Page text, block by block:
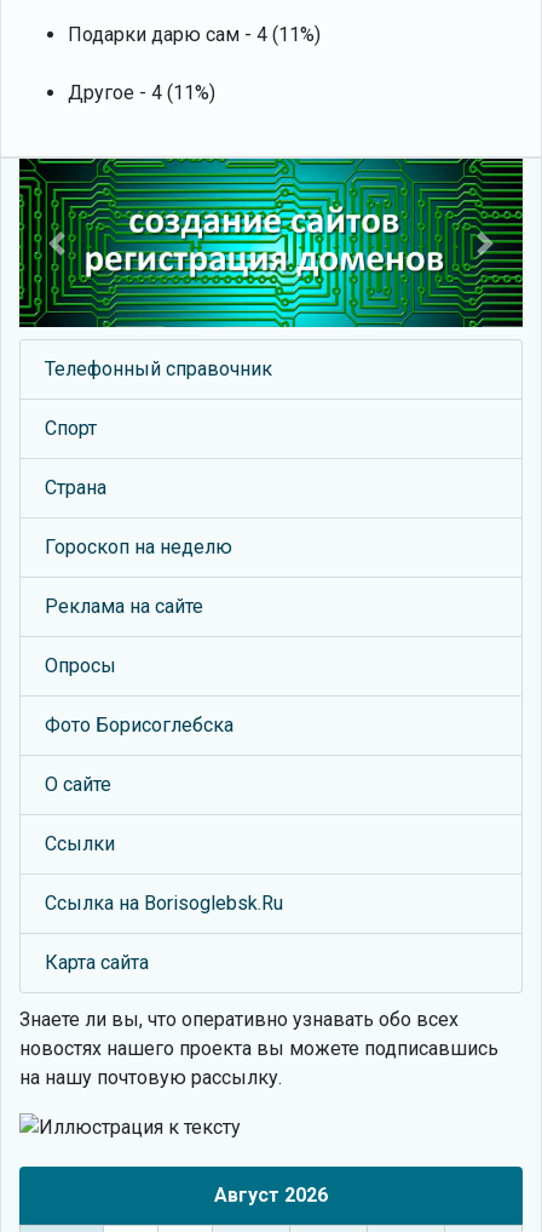
Подарки дарю сам - 4 (11%)
Другое - 4 (11%)
Previous Next
Телефонный справочник
Спорт
Страна
Гороскоп на неделю
Реклама на сайте
Опросы
Фото Борисоглебска
О сайте
Ссылки
Ссылка на Borisoglebsk.Ru
Карта сайта
Знаете ли вы, что оперативно узнавать обо всех
новостях нашего проекта вы можете подписавшись
на нашу почтовую рассылку.
Август 2026